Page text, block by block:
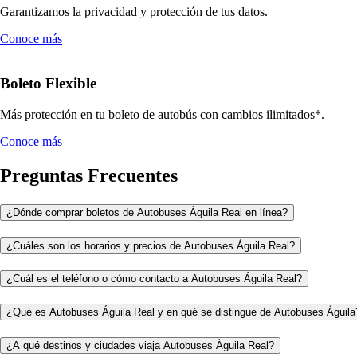
Garantizamos la privacidad y protección de tus datos.
Conoce más
Boleto Flexible
Más protección en tu boleto de autobús con cambios ilimitados*.
Conoce más
Preguntas Frecuentes
¿Dónde comprar boletos de Autobuses Águila Real en línea?
¿Cuáles son los horarios y precios de Autobuses Águila Real?
¿Cuál es el teléfono o cómo contacto a Autobuses Águila Real?
¿Qué es Autobuses Águila Real y en qué se distingue de Autobuses
¿A qué destinos y ciudades viaja Autobuses Águila Real?